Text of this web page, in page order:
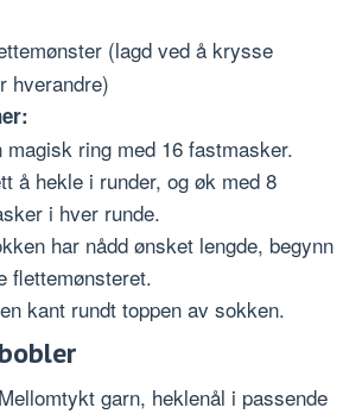
(lagd ved å krysse
hverandre)
magisk ring med 16 fastmasker.
å hekle i runder, og øk med 8
i hver runde.
har nådd ønsket lengde, begynn
flettemønsteret.
kant rundt toppen av sokken.
Mellomtykt garn, heklenål i passende